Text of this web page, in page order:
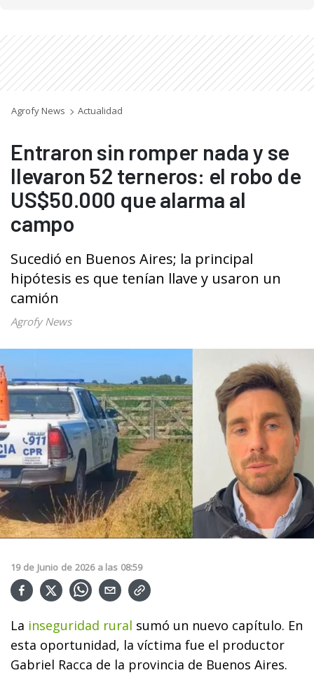
Agrofy News Actualidad
Entraron sin romper nada y se
llevaron 52 terneros: el robo de
US$50.000 que alarma al
campo
Sucedió en Buenos Aires; la principal
hipótesis es que tenían llave y usaron un
camión
Agrofy News
19 de Junio de 2026 a las 08:59
La inseguridad rural sumó un nuevo capítulo. En
esta oportunidad, la víctima fue el productor
Gabriel Racca de la provincia de Buenos Aires.